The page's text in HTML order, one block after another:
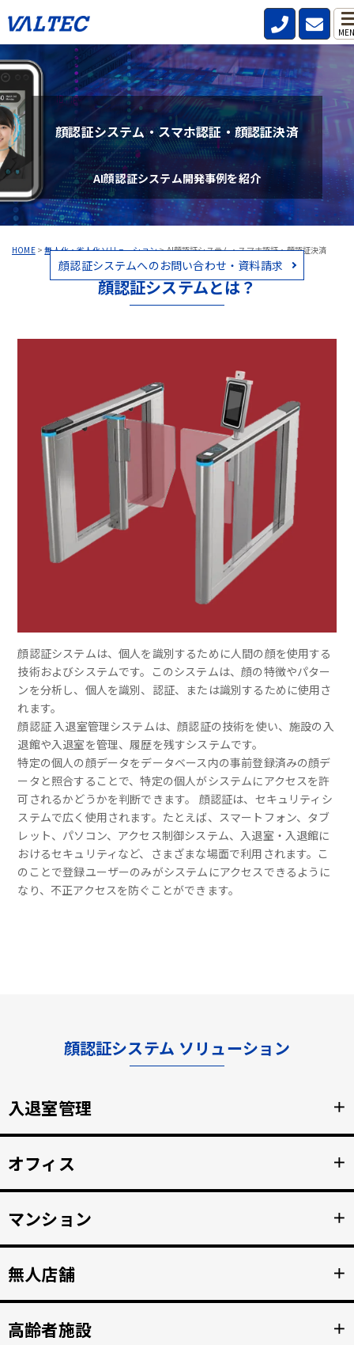
HOME>無人化・省人化ソリューション>AI顔認証システム・スマホ認証・顔認証決済
顔認証システム・スマホ認証・顔認証決済
AI顔認証システム開発事例を紹介
顔認証システムへのお問い合わせ・資料請求
顔認証システムとは？
顔認証システムは、個人を識別するために人間の顔を使用する
技術およびシステムです。このシステムは、顔の特徴やパター
ンを分析し、個人を識別、認証、または識別するために使用さ
れます。
顔認証 入退室管理システムは、顔認証の技術を使い、施設の入
退館や入退室を管理、履歴を残すシステムです。
特定の個人の顔データをデータベース内の事前登録済みの顔デ
ータと照合することで、特定の個人がシステムにアクセスを許
可されるかどうかを判断できます。 顔認証は、セキュリティシ
ステムで広く使用されます。たとえば、スマートフォン、タブ
レット、パソコン、アクセス制御システム、入退室・入退館に
おけるセキュリティなど、さまざまな場面で利用されます。こ
のことで登録ユーザーのみがシステムにアクセスできるように
なり、不正アクセスを防ぐことができます。
顔認証システム ソリューション
入退室管理 ＋
くし、紛失のリスクと再発行コストの削減。
詳細を見る >>
オフィス ＋
動勤怠管理。
詳細を見る >>
マンション ＋
スマホへ接続。 入居者の顔を認証して、手ぶらでドア解
錠。
詳細を見る >>
無人店舗 ＋
時間無人営業を実現。
詳細を見る >>
高齢者施設 ＋